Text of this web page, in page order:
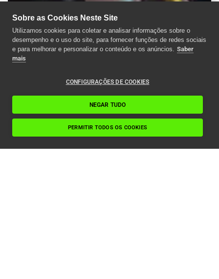
Sobre as Cookies Neste Site
Utilizamos cookies para coletar e analisar informações sobre o
desempenho e o uso do site, para fornecer funções de redes sociais
e para melhorar e personalizar o conteúdo e os anúncios. Saber
mais
CONFIGURAÇÕES DE COOKIES
NEGAR TUDO
PERMITIR TODOS OS COOKIES